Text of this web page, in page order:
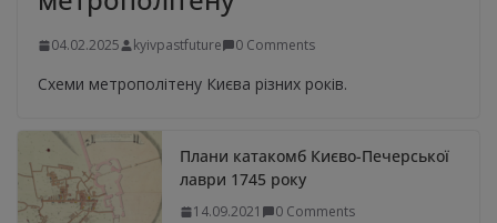
04.02.2025 kyivpastfuture 0 Comments
Схеми метрополітену Києва різних років.
Плани катакомб Києво-Печерської
лаври 1745 року
14.09.2021 0 Comments